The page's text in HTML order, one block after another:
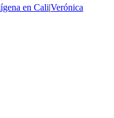
en Cali|Verónica